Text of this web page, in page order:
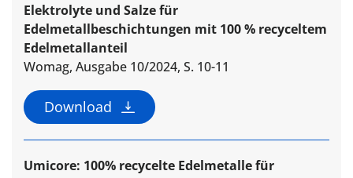
Elektrolyte und Salze für
Edelmetallbeschichtungen mit 100 % recyceltem
Edelmetallanteil
Womag, Ausgabe 10/2024, S. 10-11
Download
Umicore: 100% recycelte Edelmetalle für